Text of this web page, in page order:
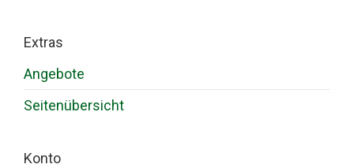
Extras
Angebote
Seitenübersicht
Konto